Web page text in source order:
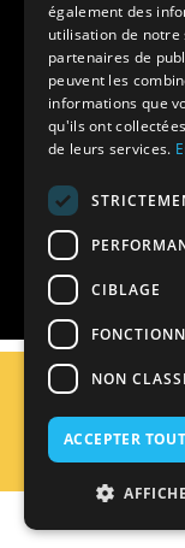
Charte de
Vacances
Modes de
Chèque,
Bons CAF,
Carte
règlement,
Réalisation
également des
utilisation de notre
partenaires de
peuvent les
informations que
qu'ils ont
de leurs services.
CIBLAGE
NON
ACCEPTER TOUT